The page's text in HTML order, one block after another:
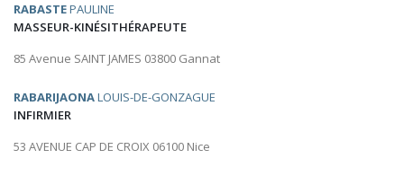
RABASTEPAULINE
MASSEUR-KINÉSITHÉRAPEUTE
85 Avenue SAINT JAMES 03800 Gannat
RABARIJAONALOUIS-DE-GONZAGUE
INFIRMIER
53 AVENUE CAP DE CROIX 06100 Nice